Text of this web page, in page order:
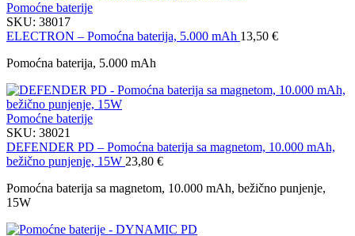
Pomoćne baterije
SKU: 38017
ELECTRON – Pomoćna baterija, 5.000 mAh 13,50 €
Pomoćna baterija, 5.000 mAh
Pomoćne baterije
SKU: 38021
DEFENDER PD – Pomoćna baterija sa magnetom, 10.000 mAh,
bežično punjenje, 15W 23,80 €
Pomoćna baterija sa magnetom, 10.000 mAh, bežično punjenje,
15W